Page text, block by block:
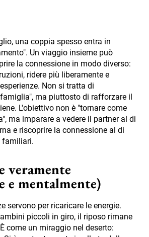
una coppia spesso entra in
Un viaggio insieme può
la connessione in modo diverso:
ridere più liberamente e
Non si tratta di
ma piuttosto di rafforzare il
L'obiettivo non è "tornare come
ma imparare a vedere il partner al di
e riscoprire la connessione al di
familiari.
veramente
e mentalmente)
servono per ricaricare le energie.
piccoli in giro, il riposo rimane
come un miraggio nel deserto: